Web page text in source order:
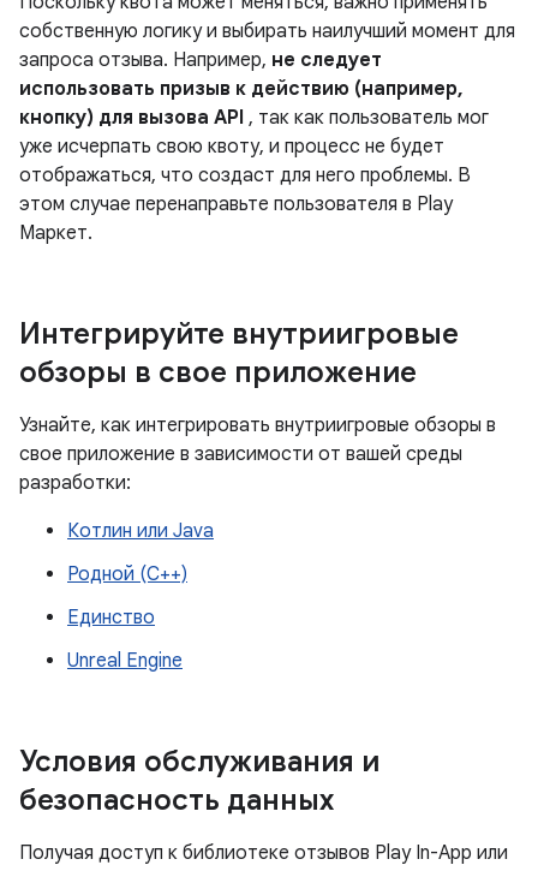
собственную логику и выбирать наилучший момент для
запроса отзыва. Например, не следует
использовать призыв к действию (например,
кнопку) для вызова API , так как пользователь мог
уже исчерпать свою квоту, и процесс не будет
отображаться, что создаст для него проблемы. В
этом случае перенаправьте пользователя в Play
Маркет.
Интегрируйте внутриигровые
обзоры в свое приложение
Узнайте, как интегрировать внутриигровые обзоры в
свое приложение в зависимости от вашей среды
разработки:
Котлин или Java
Родной (C++)
Единство
Unreal Engine
Условия обслуживания и
безопасность данных
Получая доступ к библиотеке отзывов Play In-App или